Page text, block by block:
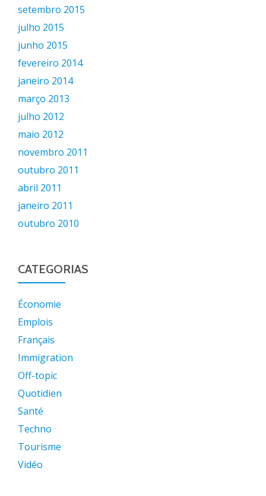
setembro 2015
julho 2015
junho 2015
fevereiro 2014
janeiro 2014
março 2013
julho 2012
maio 2012
novembro 2011
outubro 2011
abril 2011
janeiro 2011
outubro 2010
CATEGORIAS
Économie
Emplois
Français
Immigration
Off-topic
Quotidien
Santé
Techno
Tourisme
Vidéo